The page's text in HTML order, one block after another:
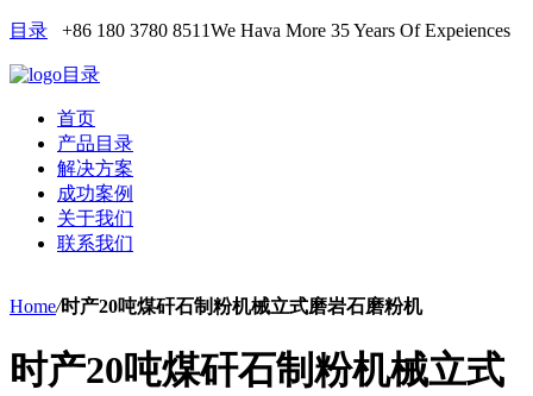
目录 +86 180 3780 8511We Hava More 35 Years Of Expeiences
目录
首页
产品目录
解决方案
成功案例
关于我们
联系我们
Home/时产20吨煤矸石制粉机械立式磨岩石磨粉机
时产20吨煤矸石制粉机械立式